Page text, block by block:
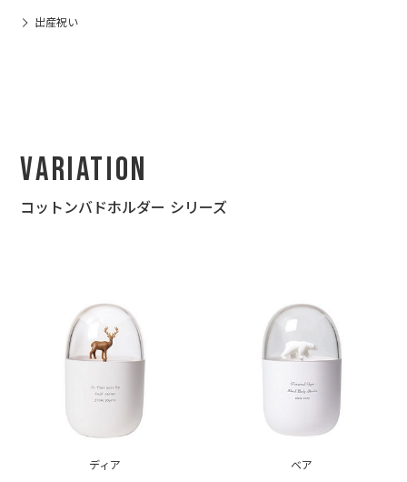
出産祝い
Variation
コットンバドホルダー シリーズ
ディア ベア